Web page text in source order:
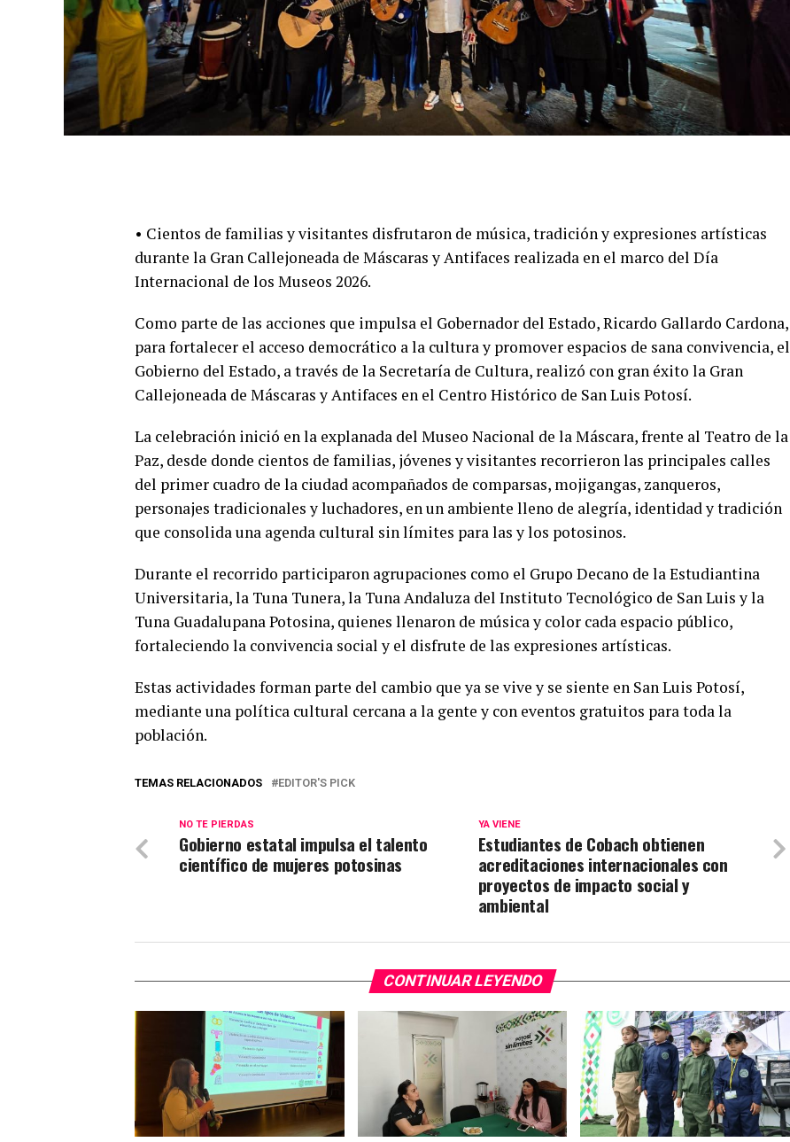
• Cientos de familias y visitantes disfrutaron de música, tradición y expresiones artísticas
durante la Gran Callejoneada de Máscaras y Antifaces realizada en el marco del Día
Internacional de los Museos 2026.
Como parte de las acciones que impulsa el Gobernador del Estado, Ricardo Gallardo Cardona,
para fortalecer el acceso democrático a la cultura y promover espacios de sana convivencia, el
Gobierno del Estado, a través de la Secretaría de Cultura, realizó con gran éxito la Gran
Callejoneada de Máscaras y Antifaces en el Centro Histórico de San Luis Potosí.
La celebración inició en la explanada del Museo Nacional de la Máscara, frente al Teatro de la
Paz, desde donde cientos de familias, jóvenes y visitantes recorrieron las principales calles
del primer cuadro de la ciudad acompañados de comparsas, mojigangas, zanqueros,
personajes tradicionales y luchadores, en un ambiente lleno de alegría, identidad y tradición
que consolida una agenda cultural sin límites para las y los potosinos.
Durante el recorrido participaron agrupaciones como el Grupo Decano de la Estudiantina
Universitaria, la Tuna Tunera, la Tuna Andaluza del Instituto Tecnológico de San Luis y la
Tuna Guadalupana Potosina, quienes llenaron de música y color cada espacio público,
fortaleciendo la convivencia social y el disfrute de las expresiones artísticas.
Estas actividades forman parte del cambio que ya se vive y se siente en San Luis Potosí,
mediante una política cultural cercana a la gente y con eventos gratuitos para toda la
población.
TEMAS RELACIONADOS EDITOR'S PICK
YA VIENE
Estudiantes de Cobach obtienen
acreditaciones internacionales con
proyectos de impacto social y
ambiental
NO TE PIERDAS
Gobierno estatal impulsa el talento
científico de mujeres potosinas
CONTINUAR LEYENDO